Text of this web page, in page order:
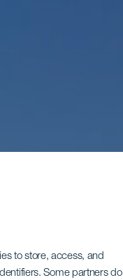
to store, access, and
Some partners do